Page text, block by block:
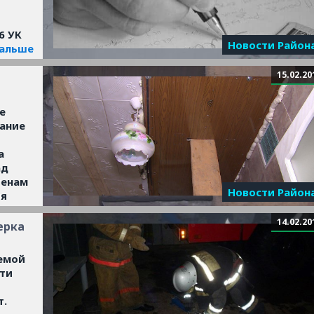
УК
Новости
Новости